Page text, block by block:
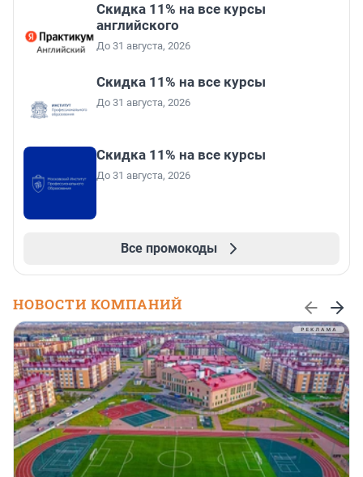
Скидка 11% на все курсы
английского
До 31 августа, 2026
Скидка 11% на все курсы
До 31 августа, 2026
Скидка 11% на все курсы
До 31 августа, 2026
Все промокоды
НОВОСТИ КОМПАНИЙ